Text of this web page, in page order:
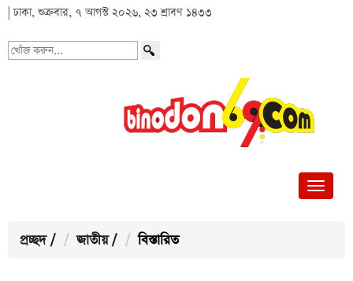
| ঢাকা, শুক্রবার, ৭ আগস্ট ২০২৬, ২৩ শ্রাবণ ১৪৩৩
খোঁজ
প্রচ্ছদ / জাতীয় / বিস্তারিত